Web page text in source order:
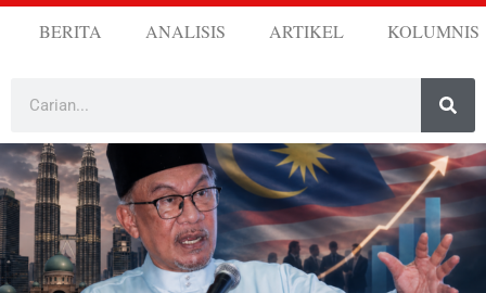
BERITA ANALISIS ARTIKEL KOLUMNIS